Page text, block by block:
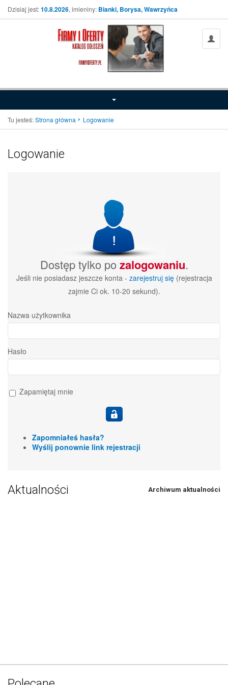
Dzisiaj jest:10.8.2026, imieniny: Bianki, Borysa, Wawrzyńca
Tu jesteś:Strona główna Logowanie
Logowanie
Dostęp tylko pozalogowaniu.
Jeśli nie posiadasz jeszcze konta - zarejestruj się(rejestracja
zajmie Ci ok. 10-20 sekund).
Nazwa użytkownika
Hasło
Zapamiętaj mnie
Zapomniałeś hasła?
Wyślij ponownie link rejestracji
Aktualności Archiwum aktualności